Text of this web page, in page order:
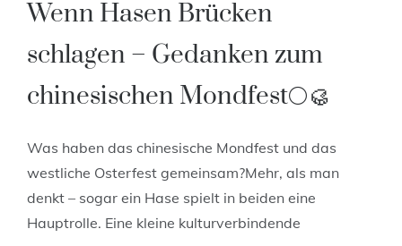
Wenn Hasen Brücken
schlagen – Gedanken zum
chinesischen Mondfest🌕🥮
Was haben das chinesische Mondfest und das
westliche Osterfest gemeinsam?Mehr, als man
denkt – sogar ein Hase spielt in beiden eine
Hauptrolle. Eine kleine kulturverbindende